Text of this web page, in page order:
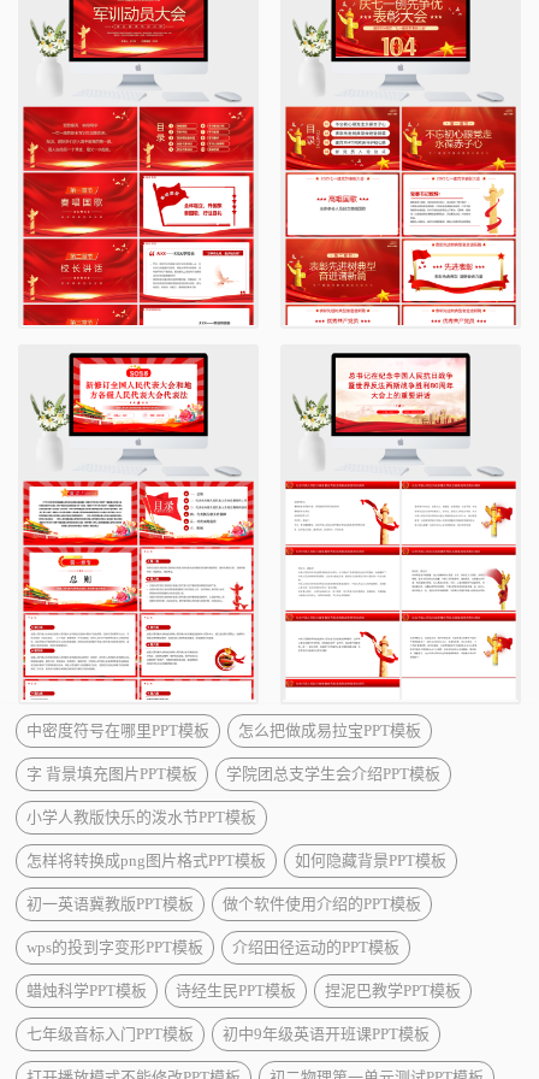
中密度符号在哪里PPT模板 怎么把做成易拉宝PPT模板
字 背景填充图片PPT模板 学院团总支学生会介绍PPT模板
小学人教版快乐的泼水节PPT模板
怎样将转换成png图片格式PPT模板 如何隐藏背景PPT模板
初一英语冀教版PPT模板 做个软件使用介绍的PPT模板
wps的投到字变形PPT模板 介绍田径运动的PPT模板
蜡烛科学PPT模板 诗经生民PPT模板 捏泥巴教学PPT模板
七年级音标入门PPT模板 初中9年级英语开班课PPT模板